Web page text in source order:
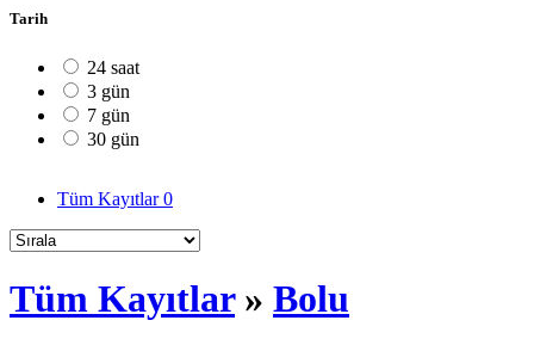
Tarih
24 saat
3 gün
7 gün
30 gün
Tüm Kayıtlar0
Tüm Kayıtlar» Bolu